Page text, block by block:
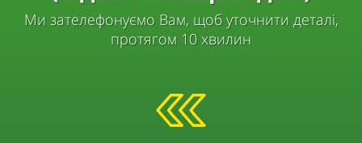
Ми зателефонуємо Вам,щоб уточнити деталі,
протягом 10 хвилин